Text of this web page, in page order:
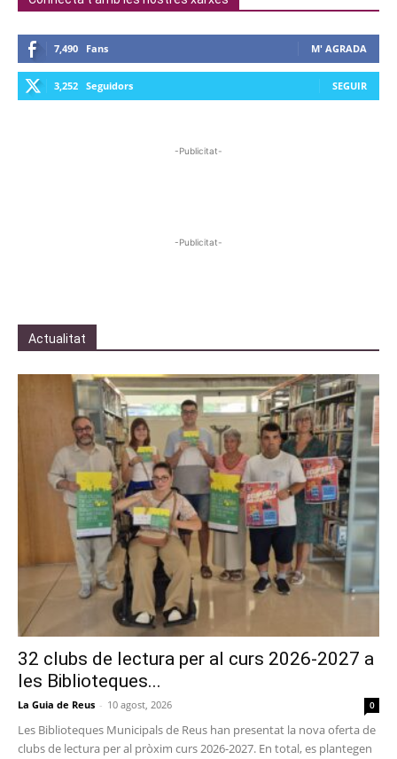
7,490 Fans M' AGRADA
3,252 Seguidors SEGUIR
-Publicitat-
-Publicitat-
Actualitat
32 clubs de lectura per al curs 2026-2027 a
les Biblioteques...
La Guia de Reus - 10 agost, 2026 0
Les Biblioteques Municipals de Reus han presentat la nova oferta de
clubs de lectura per al pròxim curs 2026-2027. En total, es plantegen